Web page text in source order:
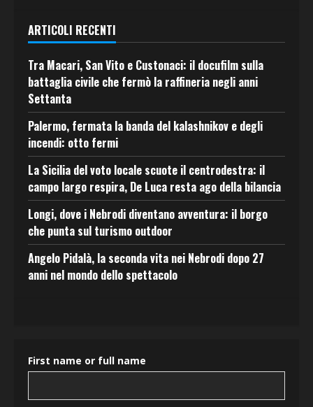
ARTICOLI RECENTI
Tra Macari, San Vito e Custonaci: il docufilm sulla
battaglia civile che fermò la raffineria negli anni
Settanta
Palermo, fermata la banda del kalashnikov e degli
incendi: otto fermi
La Sicilia del voto locale scuote il centrodestra: il
campo largo respira, De Luca resta ago della bilancia
Longi, dove i Nebrodi diventano avventura: il borgo
che punta sul turismo outdoor
Angelo Pidalà, la seconda vita nei Nebrodi dopo 27
anni nel mondo dello spettacolo
First name or full name